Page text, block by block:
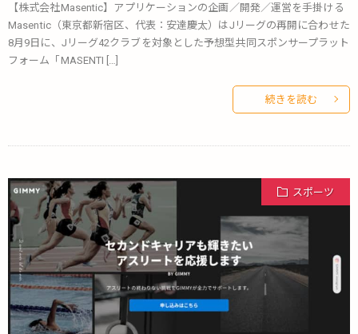
【株式会社Masentic】アプリケーションの企画／開発／運営を手掛ける
Masentic（東京都新宿区、代表：安達慶太）はJリーグの再開に合わせた
8月9日に、Jリーグ42クラブを対象とした予想型共同スポンサープラット
フォーム「MASENTI […]
続きを読む
スポーツ